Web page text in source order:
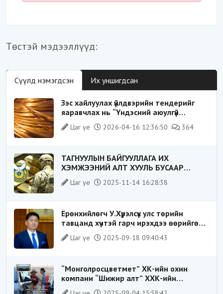
Төстэй мэдээллүүд:
Сүүлд нэмэгдсэн Их уншигдсан
Зэс хайлуулах үйлдвэрийн тендерийг
яаравчлах нь “Үндэсний аюулгүй
байдал“-д эрсдэлтэй юу?
Цаг үе 2026-04-16 12:36:50 364
ТАГНУУЛЫН БАЙГУУЛЛАГА ИХ
ХЭМЖЭЭНИЙ АЛТ ХУУЛЬ БУСААР
ХИЛЭЭР ГАРГАХ ГЭЖ БАЙСАН
ҮЙЛДЛИЙГ ТАСЛАН ЗОГСООЛОО
Цаг үе 2025-11-14 16:28:38
Ерөнхийлөгч У.Хүрэлсүх улс төрийн
тавцанд хүчтэй гарч ирэхдээ өөрийгөө
шударга ёсны төлөө тэмцэгч, “хуучин
тогтолцооны хонгилыг нураагч” гэсэн
Цаг үе 2025-09-18 09:40:43
“Монголросцветмет” ХК-ийн охин
компани “Шижир алт” ХХК-ийн
Гүйцэтгэх захирлаар ажиллаж байсан